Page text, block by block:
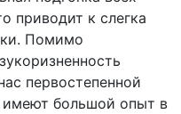
приводит к слегка
Помимо
первостепенной
большой опыт в